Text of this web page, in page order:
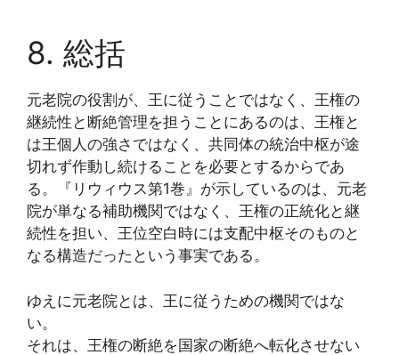
8. 総括
元老院の役割が、王に従うことではなく、王権の
継続性と断絶管理を担うことにあるのは、王権と
は王個人の強さではなく、共同体の統治中枢が途
切れず作動し続けることを必要とするからであ
る。『リウィウス第1巻』が示しているのは、元老
院が単なる補助機関ではなく、王権の正統化と継
続性を担い、王位空白時には支配中枢そのものと
なる構造だったという事実である。
ゆえに元老院とは、王に従うための機関ではな
い。
それは、王権の断絶を国家の断絶へ転化させない